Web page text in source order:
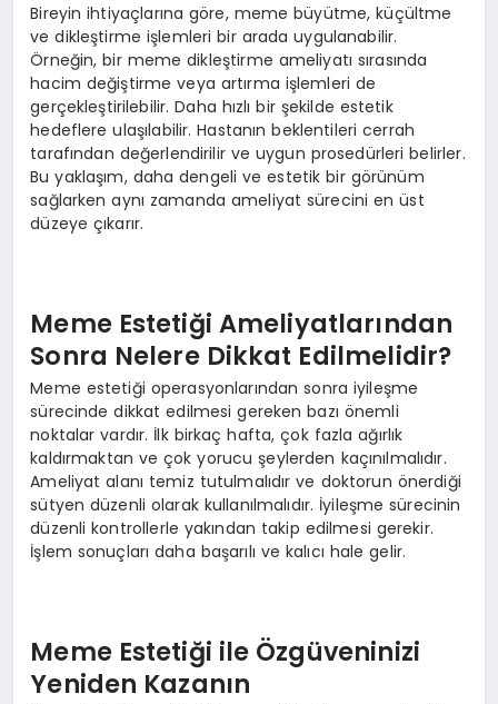
Bireyin ihtiyaçlarına göre, meme büyütme, küçültme
ve dikleştirme işlemleri bir arada uygulanabilir.
Örneğin, bir meme dikleştirme ameliyatı sırasında
hacim değiştirme veya artırma işlemleri de
gerçekleştirilebilir. Daha hızlı bir şekilde estetik
hedeflere ulaşılabilir. Hastanın beklentileri cerrah
tarafından değerlendirilir ve uygun prosedürleri belirler.
Bu yaklaşım, daha dengeli ve estetik bir görünüm
sağlarken aynı zamanda ameliyat sürecini en üst
düzeye çıkarır.
Meme Estetiği Ameliyatlarından
Sonra Nelere Dikkat Edilmelidir?
Meme estetiği operasyonlarından sonra iyileşme
sürecinde dikkat edilmesi gereken bazı önemli
noktalar vardır. İlk birkaç hafta, çok fazla ağırlık
kaldırmaktan ve çok yorucu şeylerden kaçınılmalıdır.
Ameliyat alanı temiz tutulmalıdır ve doktorun önerdiği
sütyen düzenli olarak kullanılmalıdır. İyileşme sürecinin
düzenli kontrollerle yakından takip edilmesi gerekir.
İşlem sonuçları daha başarılı ve kalıcı hale gelir.
Meme Estetiği ile Özgüveninizi
Yeniden Kazanın